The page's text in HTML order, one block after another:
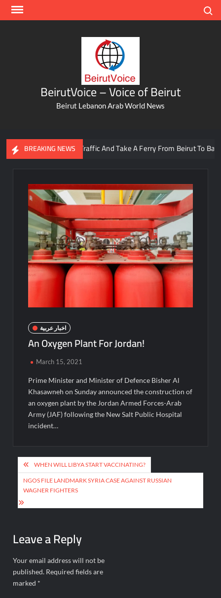
Skip
BeirutVoice – Voice of Beirut
Beirut Lebanon Arab World News
BREAKING NEWS
You Can Now Skip Traffic And Take A Ferry From Beirut To Batroun
اخبار عربية
An Oxygen Plant For Jordan!
March 15, 2021
Prime Minister and Minister of Defence Bisher Al
Khasawneh on Sunday announced the construction of
an oxygen plant by the Jordan Armed Forces-Arab
Army (JAF) following the New Salt Public Hospital
incident…
Post
navigation
WHEN WILL LIBYA START VACCINATING?
NGOS FILE LANDMARK SYRIA CASE AGAINST RUSSIAN
WAGNER FIGHTERS
Leave a Reply
Your email address will not be
published. Required fields are
marked *